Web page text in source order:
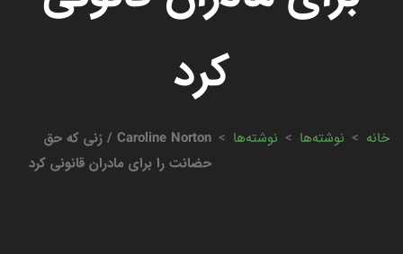
کرد
خانه > نوشته‌ها > نوشته‌ها >
Caroline Norton / زنی که حق
حضانت را برای مادران قانونی کرد